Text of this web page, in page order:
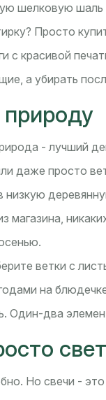
шелковую шаль
Просто
с красивой
а убирать
природу
- лучший
даже просто
магазина,
ветки с
на
Один-два
Но свечи -